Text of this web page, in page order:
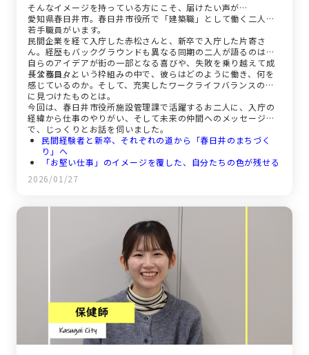
そんなイメージを持っている方にこそ、届けたい声が…
愛知県春日井市。春日井市役所で「建築職」として働く二人の
若手職員がいます。
民間企業を経て入庁した赤松さんと、新卒で入庁した片寄さ
ん。経歴もバックグラウンドも異なる同期の二人が語るのは、
自らのアイデアが街の一部となる喜びや、失敗を乗り越えて成
長する日々。
「公務員」という枠組みの中で、彼らはどのように働き、何を
感じているのか。そして、充実したワークライフバランスの先
に見つけたものとは。
今回は、春日井市役所施設管理課で活躍するお二人に、入庁の
経緯から仕事のやりがい、そして未来の仲間へのメッセージま
で、じっくりとお話を伺いました。
民間経験者と新卒、それぞれの道から「春日井のまちづく
り」へ
「お堅い仕事」のイメージを覆した、自分たちの色が残せる
現場
公共施設を守り、つくる責任。失敗を糧に成長する日々
「休みを取りなさい」と言われる環境。仕事と私生活の心地
迷っているあなたへ。街に残る仕事ができる場所
2026/01/27